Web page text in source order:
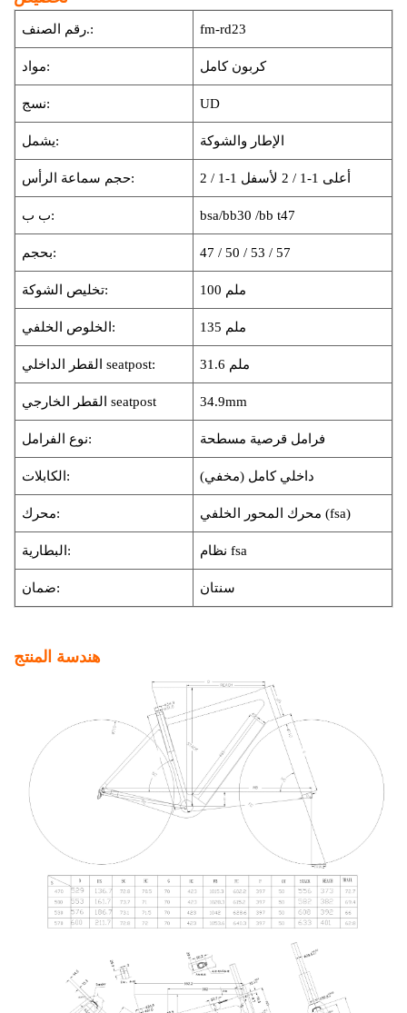
رقم الصنف.: fm-rd23
مواد: كربون كامل
نسج: UD
يشمل: الإطار والشوكة
حجم سماعة الرأس: أعلى 1-1 / 2 لأسفل 1-1 / 2
ب ب: bsa/bb30 /bb t47
بحجم: 47 / 50 / 53 / 57
تخليص الشوكة: 100 ملم
الخلوص الخلفي: 135 ملم
القطر الداخلي seatpost: 31.6 ملم
القطر الخارجي seatpost 34.9mm
نوع الفرامل: فرامل قرصية مسطحة
الكابلات: داخلي كامل (مخفي)
محرك: محرك المحور الخلفي (fsa)
البطارية: نظام fsa
ضمان: سنتان
هندسة المنتج